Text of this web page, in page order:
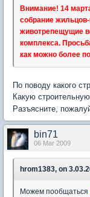
Внимание! 14
собрание
животрепещущие
комплекса.
как можно более
По поводу какого
Какую
Разъясните,
bin71
06 Mar 2009
hrom1383, on
Можем пообщаться